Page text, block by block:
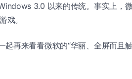
3.0 以来的传统。事实上，
戏。
起再来看看微软的“华丽、全屏而且